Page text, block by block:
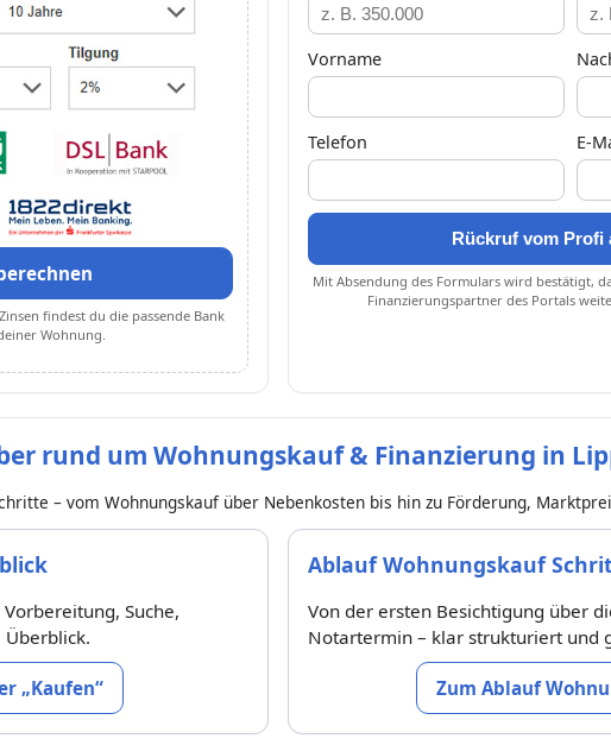
findest du die passende Bank
Wohnung.
Vorname
Telefon E-
Rückruf vom Profi
Mit Absendung des Formulars wird bestätigt,
Finanzierungspartner des Portals
rund um Wohnungskauf & Finanzierung in
– vom Wohnungskauf über Nebenkosten bis hin zu Förderung,
Suche,
Überblick.
„Kaufen“
Ablauf Wohnungskauf
Von der ersten Besichtigung über
Notartermin – klar strukturiert und
Zum Ablauf